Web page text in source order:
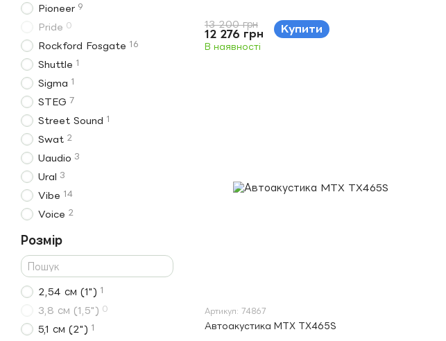
13 200 грн
12 276 грн Купити
В наявності
Артикул: 74867
Автоакустика MTX TX465S
Pioneer 9
Pride 0
Rockford Fosgate 16
Shuttle 1
Sigma 1
STEG 7
Street Sound 1
Swat 2
Uaudio 3
Ural 3
Vibe 14
Voice 2
Розмір
2,54 см (1") 1
3,8 см (1,5") 0
5,1 см (2") 1